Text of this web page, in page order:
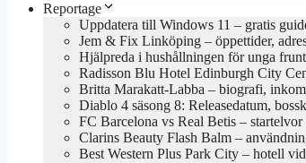
Reportage
Uppdatera till Windows 11 – gratis
Jem & Fix Linköping – öppettider,
Hjälpreda i hushållningen för unga
Radisson Blu Hotel Edinburgh City
Britta Marakatt-Labba – biografi,
Diablo 4 säsong 8: Releasedatum,
FC Barcelona vs Real Betis – startelvor
Clarins Beauty Flash Balm –
Best Western Plus Park City – hotell